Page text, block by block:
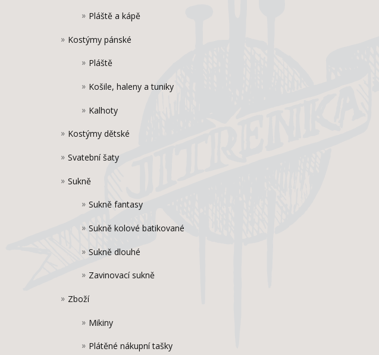
Pláště a kápě
Kostýmy pánské
Pláště
Košile, haleny a tuniky
Kalhoty
Kostýmy dětské
Svatební šaty
Sukně
Sukně fantasy
Sukně kolové batikované
Sukně dlouhé
Zavinovací sukně
Zboží
Mikiny
Plátěné nákupní tašky